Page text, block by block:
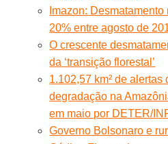
Imazon:
20% entre agosto de
O crescente
da ‘transição florestal’
1.102,57 km² de alertas
degradação na
em maio por DETER/
Governo Bolsonaro e